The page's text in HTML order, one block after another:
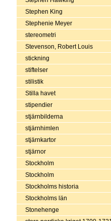
Stephen King
Stephenie Meyer
stereometri
Stevenson, Robert Louis
stickning
stiftelser
stilistik
Stilla havet
stipendier
stjärnbilderna
stjärnhimlen
stjärnkartor
stjärnor
Stockholm
Stockholm
Stockholms historia
Stockholms län
Stonehenge